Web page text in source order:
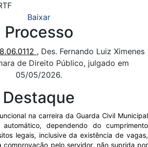
Baixar
Processo
, Des. Fernando Luiz Ximenes
de Direito Público, julgado em
05/05/2026.
Destaque
na carreira da Guarda Civil Municipal
dependendo do cumprimento
legais, inclusive da existência de vagas,
comprovação pelo servidor, não suprida por